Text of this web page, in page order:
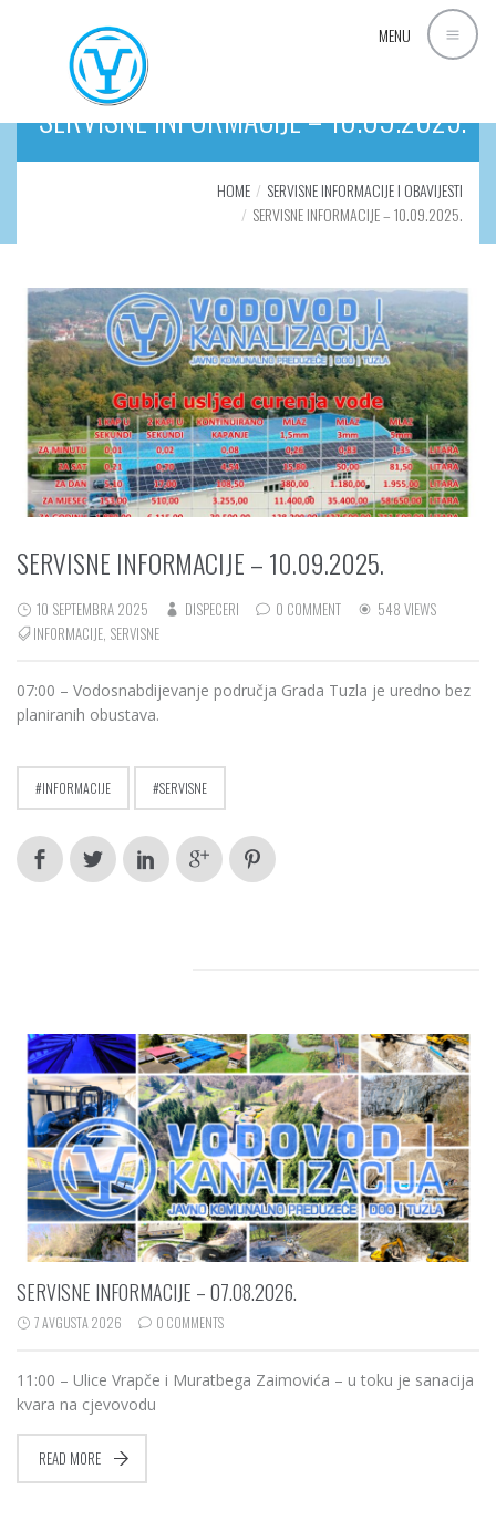
MENU
SERVISNE INFORMACIJE – 10.09.2025.
HOME
SERVISNE INFORMACIJE I OBAVIJESTI
SERVISNE INFORMACIJE – 10.09.2025.
SERVISNE INFORMACIJE – 10.09.2025.
10 SEPTEMBRA 2025 DISPECERI 0 COMMENT
548 VIEWS
INFORMACIJE SERVISNE
07:00 – Vodosnabdijevanje područja Grada Tuzla je uredno bez
planiranih obustava.
INFORMACIJE SERVISNE
SERVISNE INFORMACIJE – 07.08.2026.
7 AVGUSTA 2026 0 COMMENTS
11:00 – Ulice Vrapče i Muratbega Zaimovića – u toku je sanacija
kvara na cjevovodu
READ MORE